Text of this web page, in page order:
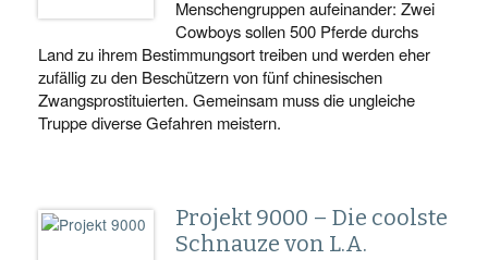
Menschengruppen aufeinander: Zwei
Cowboys sollen 500 Pferde durchs
Land zu ihrem Bestimmungsort treiben und werden eher
zufällig zu den Beschützern von fünf chinesischen
Zwangsprostituierten. Gemeinsam muss die ungleiche
Truppe diverse Gefahren meistern.
Projekt 9000 – Die coolste
Schnauze von L.A.